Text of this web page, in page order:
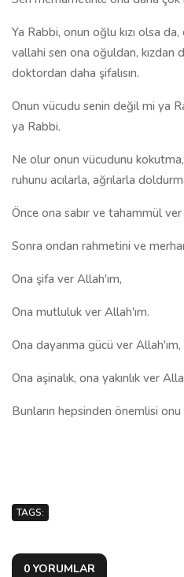
Ya Rabbi, onun oğlu kızı olsa
vallahi sen ona oğuldan, kızdan
doktordan daha şifalısın.
Onun vücudu senin değil mi ya
ya Rabbi.
Ne olur onun vücudunu
ruhunu acılarla, ağrılarla
Önce ona sabır ve tahammül ver
Sonra ondan rahmetini ve
Ona şifa ver Allah'ım,
Ona mutluluk ver Allah'ım.
Ona dayanma gücü ver Allah'ım,
Ona aşinalık, ona yakınlık ver
Bunların hepsinden önemlisi
TAGS:
0 YORUMLAR